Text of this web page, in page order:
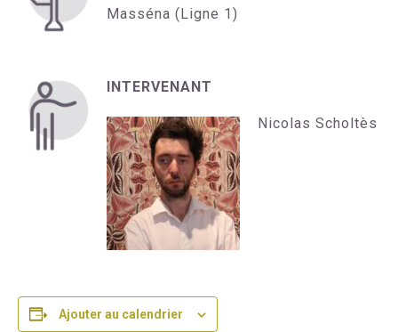
Masséna (Ligne 1)
INTERVENANT
Nicolas Scholtès
Ajouter au calendrier